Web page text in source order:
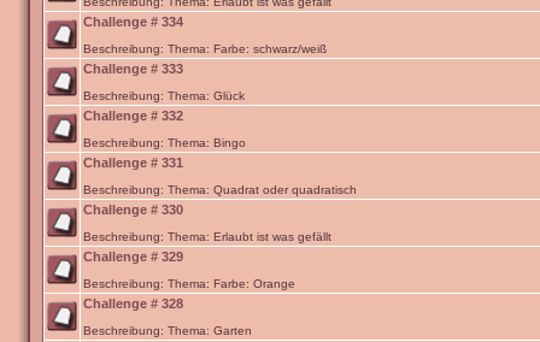
Challenge # 334
Beschreibung: Thema: Farbe: schwarz/weiß
Challenge # 333
Beschreibung: Thema: Glück
Challenge # 332
Beschreibung: Thema: Bingo
Challenge # 331
Beschreibung: Thema: Quadrat oder quadratisch
Challenge # 330
Beschreibung: Thema: Erlaubt ist was gefällt
Challenge # 329
Beschreibung: Thema: Farbe: Orange
Challenge # 328
Beschreibung: Thema: Garten